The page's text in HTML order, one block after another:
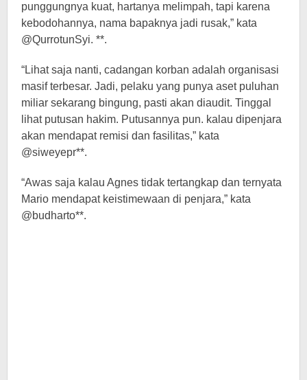
punggungnya kuat, hartanya melimpah, tapi karena
kebodohannya, nama bapaknya jadi rusak,” kata
@QurrotunSyi. **.
“Lihat saja nanti, cadangan korban adalah organisasi
masif terbesar. Jadi, pelaku yang punya aset puluhan
miliar sekarang bingung, pasti akan diaudit. Tinggal
lihat putusan hakim. Putusannya pun. kalau dipenjara
akan mendapat remisi dan fasilitas,” kata
@siweyepr**.
“Awas saja kalau Agnes tidak tertangkap dan ternyata
Mario mendapat keistimewaan di penjara,” kata
@budharto**.